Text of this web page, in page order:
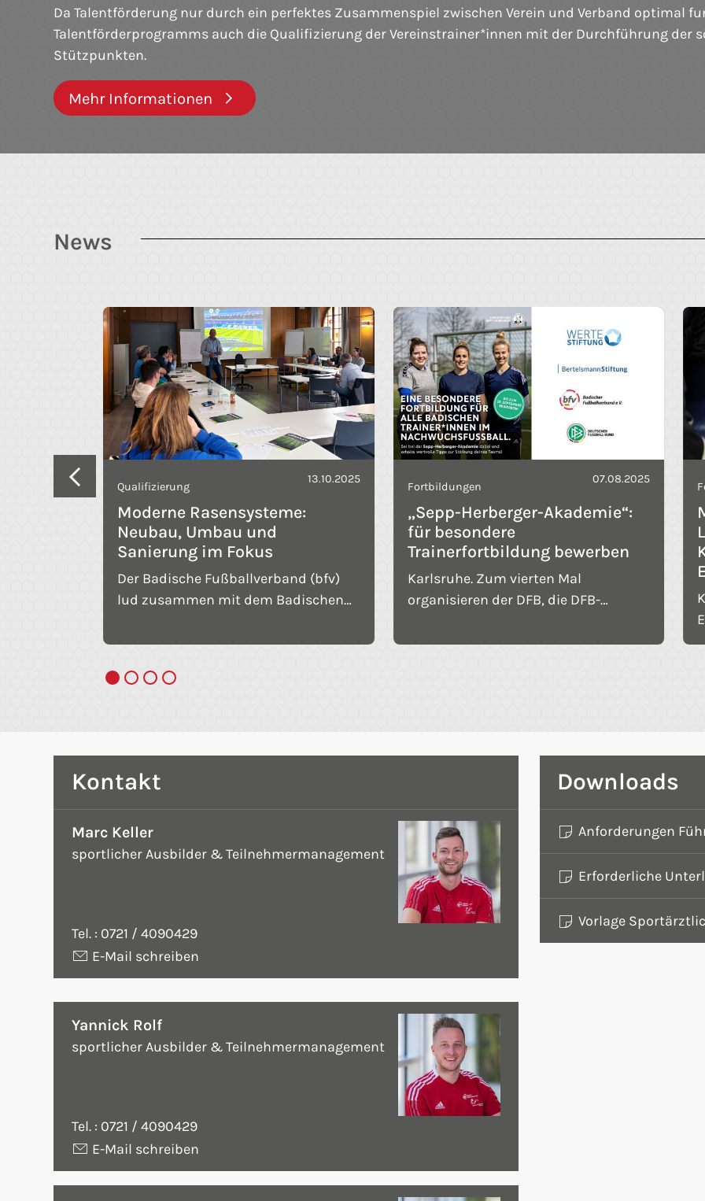
Da Talentförderung nur durch ein perfektes Zusammenspiel zwischen Verein und Verband optimal
Talentförderprogramms auch die Qualifizierung der Vereinstrainer*innen mit der Durchführung der
Stützpunkten.
Mehr Informationen
News
08.10.2024
Qualifizierung
13.10.2025
Moderne Rasensysteme:
Neubau, Umbau und
Sanierung im Fokus
Der Badische Fußballverband (bfv)
lud zusammen mit dem Badischen
gemeinsamen Partnern
Polytan in die Sportschule Schöneck
Fortbildungen
07.08.2025
„Sepp-Herberger-Akademie“:
für besondere
Trainerfortbildung bewerben
Karlsruhe. Zum vierten Mal
organisieren der DFB, die DFB-
Bertelsmann Stiftung und die Werte-
stärken. In diesem Jahr findet die
Veranstaltung vom 22. bis zum 24.
Oktober in der Sportschule Schöneck
statt.
Kontakt
Marc Keller
sportlicher Ausbilder & Teilnehmermanagement
Tel. : 0721 / 4090429
E-Mail schreiben
Yannick Rolf
sportlicher Ausbilder & Teilnehmermanagement
Tel. : 0721 / 4090429
E-Mail schreiben
Downloads
Anforderungen
Erforderliche
Vorlage